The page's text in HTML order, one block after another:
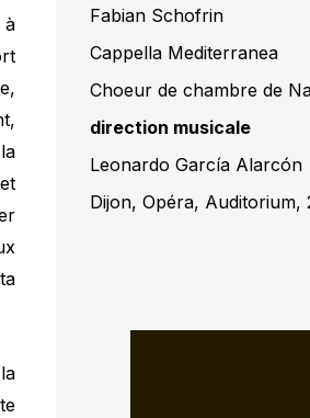
à
Fabian Schofrin
Cappella Mediterranea
Choeur de chambre de
direction musicale
Leonardo García Alarcón
Dijon, Opéra, Auditorium,